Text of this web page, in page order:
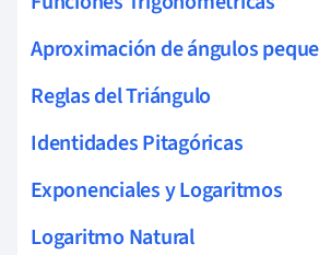
Aproximación de ángulos
Reglas del Triángulo
Identidades Pitagóricas
Exponenciales y Logaritmos
Logaritmo Natural